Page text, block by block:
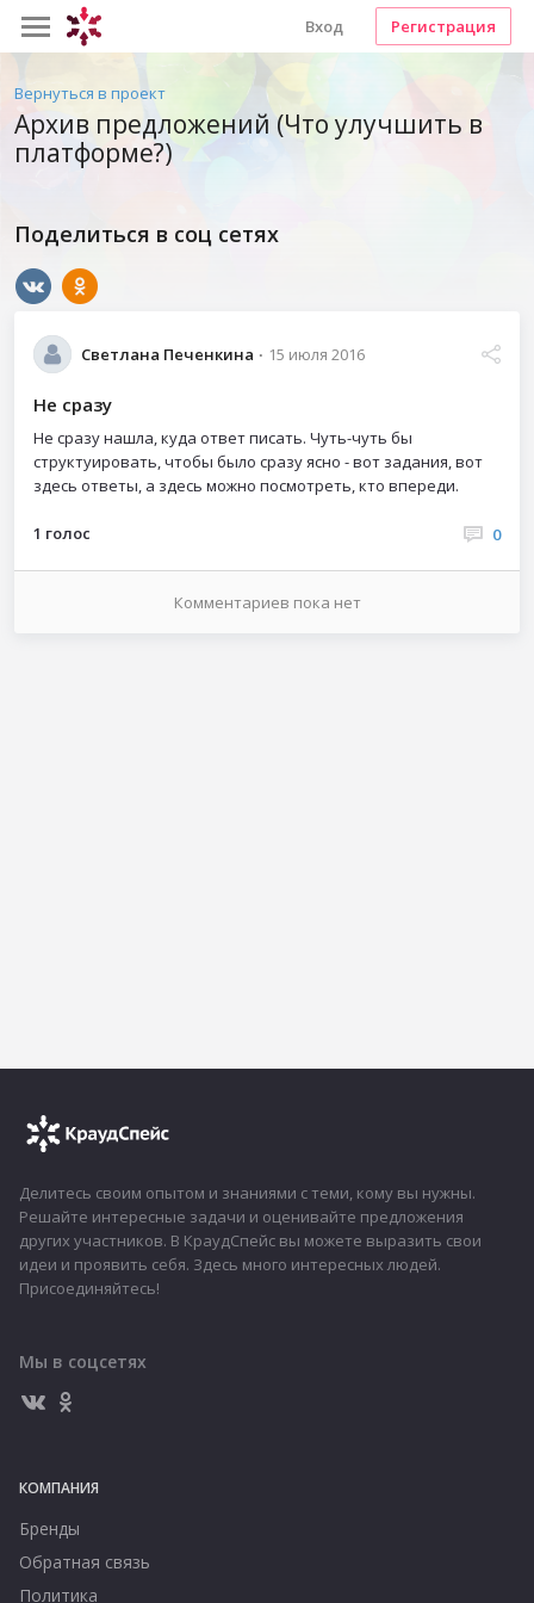
Вход Регистрация
Вернуться в проект
Архив предложений (Что улучшить в
платформе?)
Светлана Печенкина 15 июля 2016
Не сразу
Не сразу нашла, куда ответ писать. Чуть-чуть бы
структуировать, чтобы было сразу ясно - вот задания, вот
здесь ответы, а здесь можно посмотреть, кто впереди.
1 голос 0
Комментариев пока нет
Поделиться в соц сетях
Делитесь своим опытом и знаниями с теми, кому вы нужны.
Решайте интересные задачи и оценивайте предложения
других участников. В КраудСпейс вы можете выразить свои
идеи и проявить себя. Здесь много интересных людей.
Присоединяйтесь!
Мы в соцсетях
КОМПАНИЯ
Бренды
Обратная связь
Политика